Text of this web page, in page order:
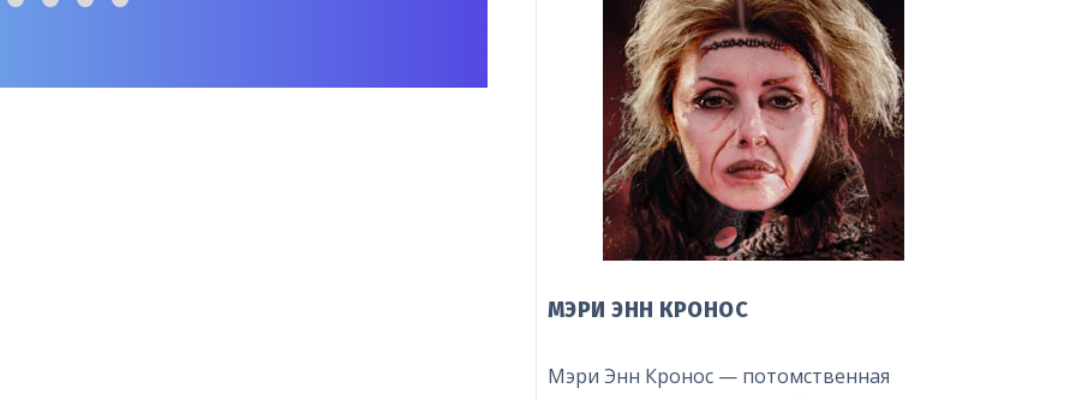
МЭРИ ЭНН КРОНОС
Мэри Энн Кронос — потомственная